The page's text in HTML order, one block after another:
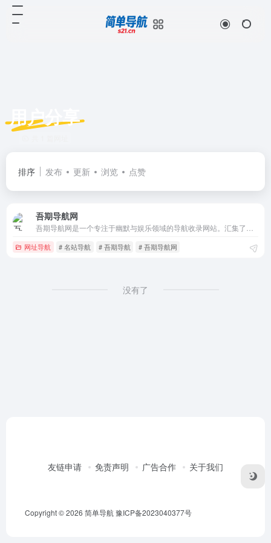
用户分享
排序 发布 更新 浏览 点赞
吾期导航网
网址导航 # 名站导航 # 吾期导航 # 吾期导航网
没有了
友链申请 免责声明 广告合作 关于我们
Copyright © 2026 简单导航豫ICP备2023040377号